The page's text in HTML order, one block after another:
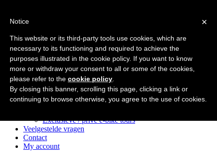
Home
Fietsen
Elektrische Fietsen
Familie fietsen
Vespa & Scooter
onze collectie
Tours
E‑bike‑tours in het historische centrum
E‑bike tours op de Via Appia
Exclusieve / privé e‑bike tours
Veelgestelde vragen
Contact
My account
×
Notice
This website or its third-party tools use cookies, which are
necessary to its functioning and required to achieve the
purposes illustrated in the cookie policy. If you want to know
more or withdraw your consent to all or some of the cookies,
please refer to the cookie policy
By closing this banner, scrolling this page, clicking a link or
continuing to browse otherwise, you agree to the use of cookies.